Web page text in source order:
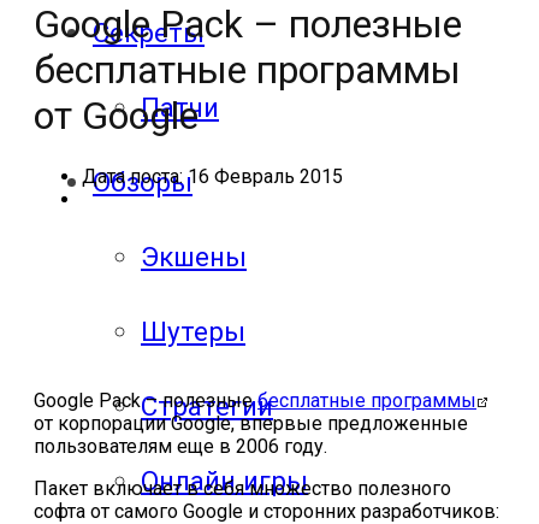
Секреты
Патчи
Обзоры
Экшены
Шутеры
Стратегии
Онлайн игры
Google Pack – полезные
бесплатные программы
от Google
Дата поста: 16 Февраль 2015
Google Pack – полезныебесплатные программы
от корпорации Google, впервые предложенные
пользователям еще в 2006 году.
Пакет включает в себя множество полезного
софта от самого Google и сторонних разработчиков: